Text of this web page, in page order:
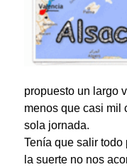
propuesto un largo
menos que casi mil
sola jornada.
Tenía que salir
la suerte no nos